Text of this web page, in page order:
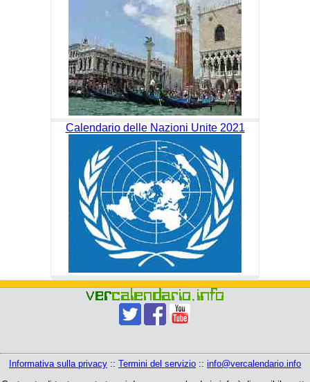
Calendario delle Nazioni Unite 2021
Informativa sulla privacy :: Termini del servizio :: info@vercalendario.info